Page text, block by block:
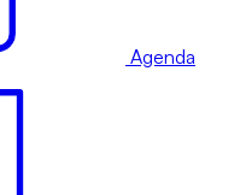
Agenda